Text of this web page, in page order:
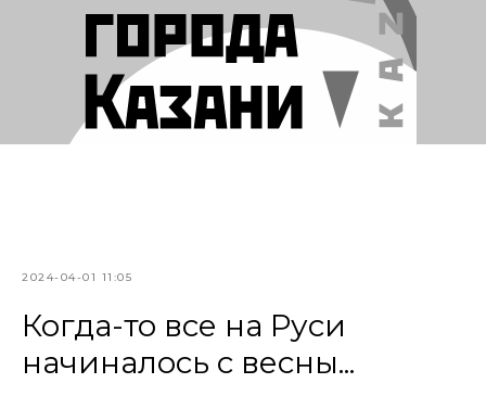
2024-04-01 11:05
Когда-то все на Руси
начиналось с весны...